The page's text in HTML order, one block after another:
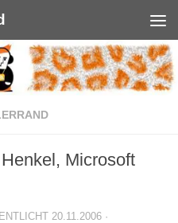
Microsoft
20.11.2006 ·